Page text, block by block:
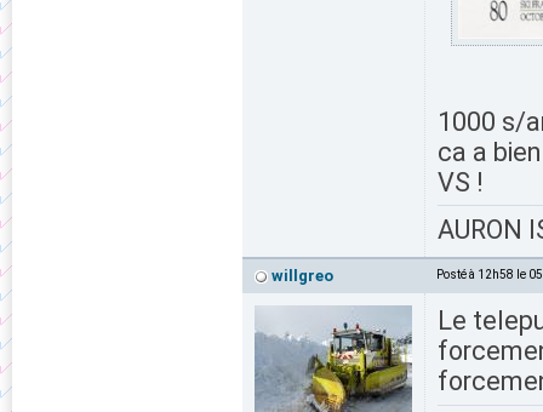
1000 s/
ca a
VS !
AURON
willgreo Posté à 12h58 le
Le